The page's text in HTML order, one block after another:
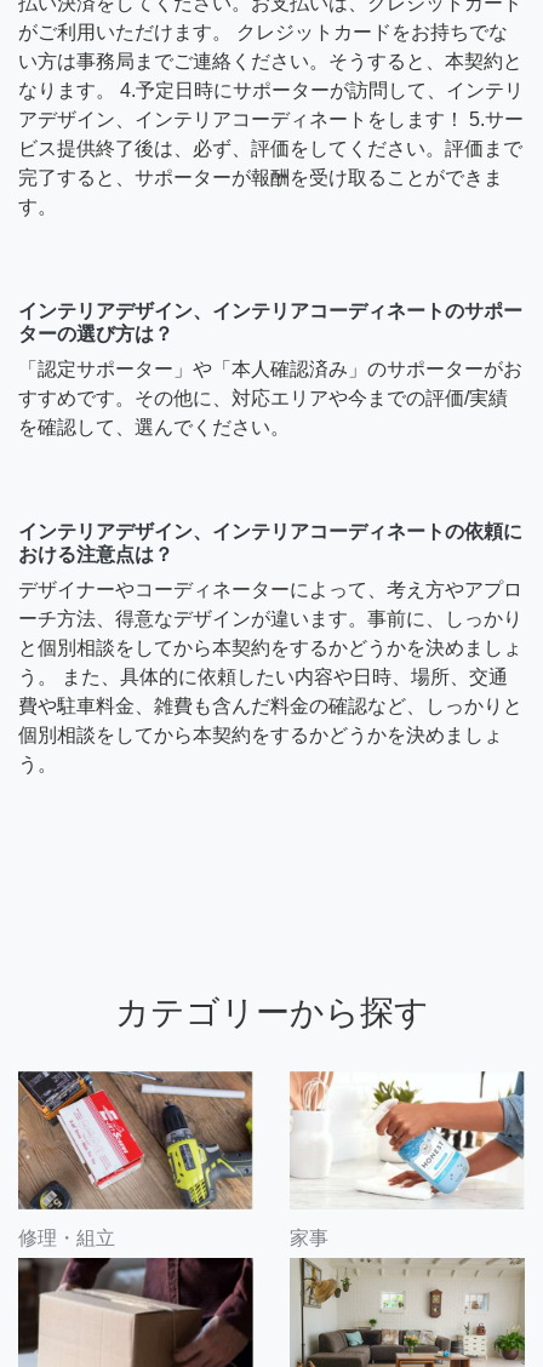
がご利用いただけます。 クレジットカードをお持ちでな
い方は事務局までご連絡ください。そうすると、本契約と
なります。 4.予定日時にサポーターが訪問して、インテリ
アデザイン、インテリアコーディネートをします！ 5.サー
ビス提供終了後は、必ず、評価をしてください。評価まで
完了すると、サポーターが報酬を受け取ることができま
す。
インテリアデザイン、インテリアコーディネートのサポー
ターの選び方は？
「認定サポーター」や「本人確認済み」のサポーターがお
すすめです。その他に、対応エリアや今までの評価/実績
を確認して、選んでください。
インテリアデザイン、インテリアコーディネートの依頼に
おける注意点は？
デザイナーやコーディネーターによって、考え方やアプロ
ーチ方法、得意なデザインが違います。事前に、しっかり
と個別相談をしてから本契約をするかどうかを決めましょ
う。 また、具体的に依頼したい内容や日時、場所、交通
費や駐車料金、雑費も含んだ料金の確認など、しっかりと
個別相談をしてから本契約をするかどうかを決めましょ
う。
カテゴリーから探す
修理・組立 家事